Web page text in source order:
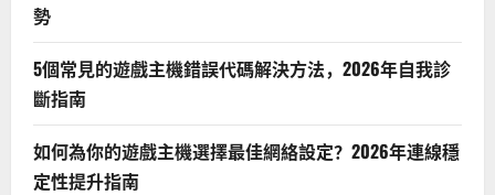
勢
5個常見的遊戲主機錯誤代碼解決方法，2026年自我診
斷指南
如何為你的遊戲主機選擇最佳網絡設定？2026年連線穩
定性提升指南